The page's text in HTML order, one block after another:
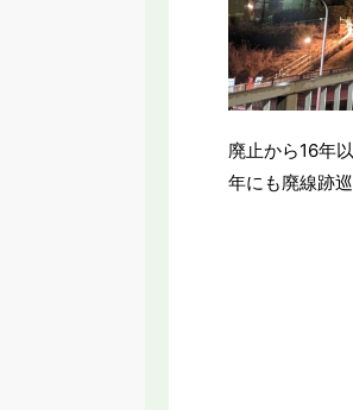
廃止から16年
年にも廃線跡